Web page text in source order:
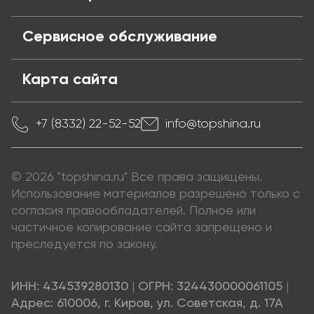
Сервисное обслуживание
Карта сайта
+7 (8332) 22-52-52 info@topshina.ru
© 2026 "topshina.ru" Все права защищены.
Использование материалов разрешено только с
согласия правообладателей. Полное или
частичное копирование сайта запрещено и
преследуется по закону.
ИНН: 434539280130 ОГРН: 324430000061105
Адрес: 610006, г. Киров, ул. Советская, д. 17А